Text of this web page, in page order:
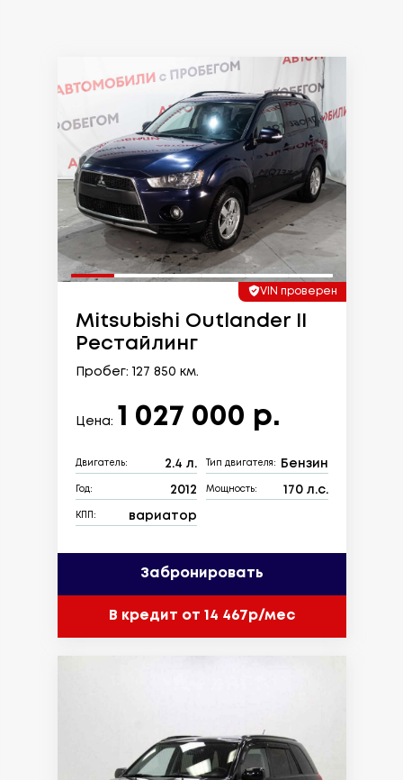
VIN проверен
Mitsubishi Outlander II
Рестайлинг
Пробег: 127 850 км.
Цена: 1 027 000 р.
Двигатель: 2.4 л. Тип двигателя: Бензин
Год: 2012 Мощность: 170 л.с.
КПП: вариатор
Забронировать
В кредит от 14 467р/мес